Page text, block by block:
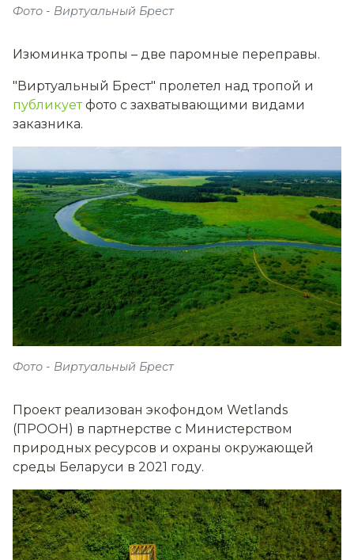
Фото - Виртуальный Брест
Изюминка тропы – две паромные переправы.
"Виртуальный Брест" пролетел над тропой и
публикуетфото с захватывающими видами
заказника.
Фото - Виртуальный Брест
Проект реализован экофондом Wetlands
(ПРООН) в партнерстве с Министерством
природных ресурсов и охраны окружающей
среды Беларуси в 2021 году.